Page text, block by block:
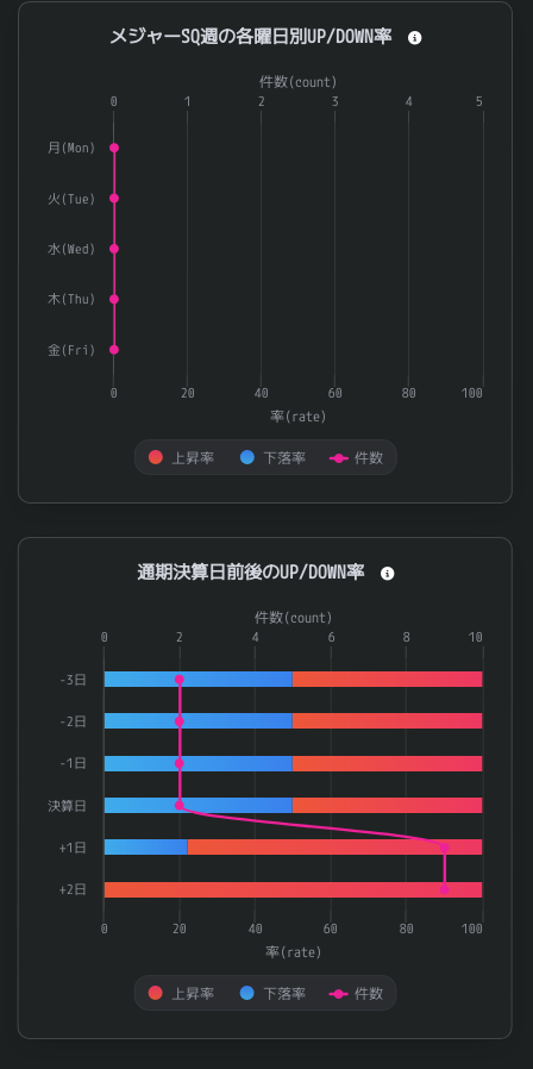
メジャーSQ週の各曜日別UP/DOWN率
Combination chart with 3 data series.
The chart has 1 X axis displaying categories.
率(rate)
件数(count)
上昇率 下落率 件数
月(Mon)
火(Tue)
水(Wed)
木(Thu)
金(Fri)
0 20 40 60 80 100
0 1 2 3 4 5
メジャーSQ週の各曜日別UP/DOWN率
End of interactive chart.
通期決算日前後のUP/DOWN率
Combination chart with 3 data series.
The chart has 1 X axis displaying categories.
The chart has 2 Y axes displaying 率(rate) and 件数(count).
率(rate)
件数(count)
上昇率 下落率 件数
-3日
-2日
-1日
決算日
+1日
+2日
0 20 40 60 80 100
6
0 2 4 8 10
通期決算日前後のUP/DOWN率
End of interactive chart.